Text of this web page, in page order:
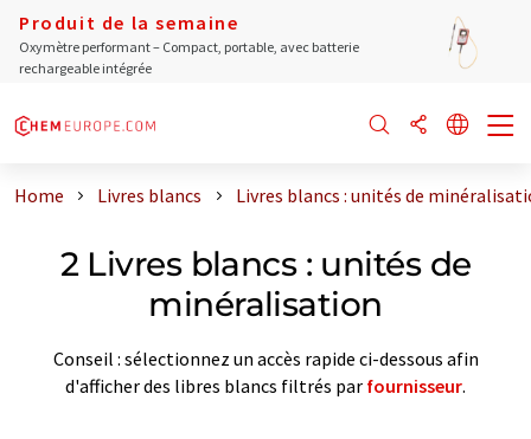
Produit de la semaine
Oxymètre performant – Compact, portable, avec batterie
rechargeable intégrée
Home Livres blancs Livres blancs : unités de
2 Livres blancs : unités de
minéralisation
Conseil : sélectionnez un accès rapide ci-dessous afin
d'afficher des libres blancs filtrés par fournisseur.